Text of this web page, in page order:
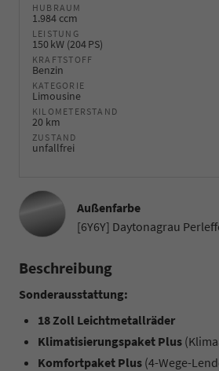
HUBRAUM
1.984 ccm
LEISTUNG
150 kW (204 PS)
KRAFTSTOFF
Benzin
KATEGORIE
Limousine
KILOMETERSTAND
20 km
ZUSTAND
unfallfrei
Außenfarbe
[6Y6Y] Daytonagrau
Beschreibung
Sonderausstattung:
18 Zoll Leichtmetallräder
Klimatisierungspaket Plus
Komfortpaket Plus (4-Wege-